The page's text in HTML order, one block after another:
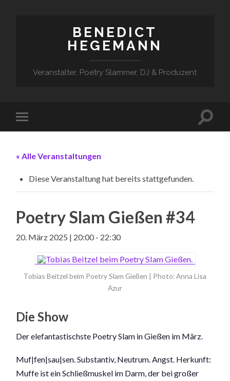
BENEDICT
HEGEMANN
Veranstalter, Poetry Slammer, DJ & Produzent
« Alle Veranstaltungen
Diese Veranstaltung hat bereits stattgefunden.
Poetry Slam Gießen #34
20. März 2025 | 20:00 - 22:30
Tobias Beitzel beim Poetry Slam Gießen | Photo: Anna Lisa
Azur
Die Show
Der elefantastischste Poetry Slam in Gießen im März.
Muf|fen|sau|sen. Substantiv, Neutrum. Angst. Herkunft:
Muffe ist ein Schließmuskel im Darm, der bei großer